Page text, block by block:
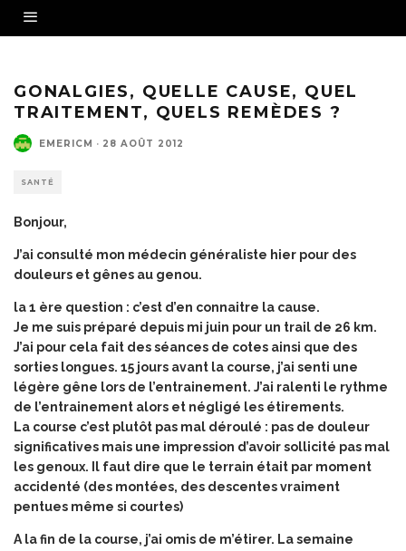
GONALGIES, QUELLE CAUSE, QUEL
TRAITEMENT, QUELS REMÈDES ?
EMERICM · 28 AOÛT 2012
SANTÉ
Bonjour,
J’ai consulté mon médecin généraliste hier pour des
douleurs et gênes au genou.
la 1 ère question : c’est d’en connaitre la cause.
Je me suis préparé depuis mi juin pour un trail de 26 km.
J’ai pour cela fait des séances de cotes ainsi que des
sorties longues. 15 jours avant la course, j’ai senti une
légère gêne lors de l’entrainement. J’ai ralenti le rythme
de l’entrainement alors et négligé les étirements.
La course c’est plutôt pas mal déroulé : pas de douleur
significatives mais une impression d’avoir sollicité pas mal
les genoux. Il faut dire que le terrain était par moment
accidenté (des montées, des descentes vraiment
pentues même si courtes)
A la fin de la course, j’ai omis de m’étirer. La semaine